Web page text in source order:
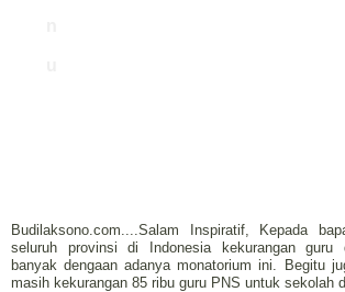
Budilaksono.com....Salam Inspiratif, Kepada
seluruh provinsi di Indonesia kekurangan guru
banyak dengaan adanya monatorium ini. Begitu
masih kekurangan 85 ribu guru PNS untuk sekolah